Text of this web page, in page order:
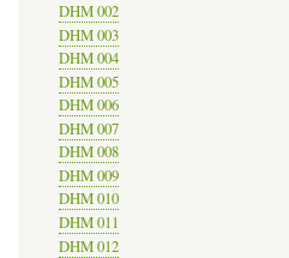
DHM 002
DHM 003
DHM 004
DHM 005
DHM 006
DHM 007
DHM 008
DHM 009
DHM 010
DHM 011
DHM 012